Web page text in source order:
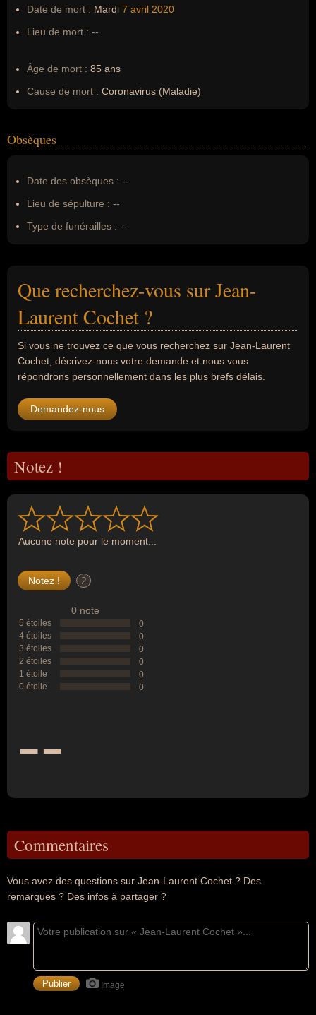
Date de mort : Mardi 7 avril 2020
Lieu de mort : --
Âge de mort : 85 ans
Cause de mort : Coronavirus (Maladie)
Obsèques
Date des obsèques : --
Lieu de sépulture : --
Type de funérailles : --
Que recherchez-vous sur Jean-
Laurent Cochet ?
Si vous ne trouvez ce que vous recherchez sur Jean-Laurent
Cochet, décrivez-nous votre demande et nous vous
répondrons personnellement dans les plus brefs délais.
Demandez-nous
Notez !
Aucune note pour le moment...
?
0 note
5 étoiles
0
4 étoiles
0
3 étoiles
0
2 étoiles
0
1 étoile
0
0 étoile
0
--
Commentaires
Vous avez des questions sur Jean-Laurent Cochet ? Des
remarques ? Des infos à partager ?
Image